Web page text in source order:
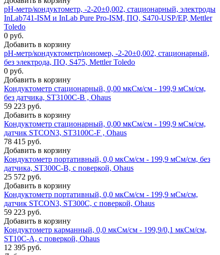
рН-метр/кондуктометр, -2-20±0,002, стационарный, электроды
InLab741-ISM и InLab Pure Pro-ISM, ПО, S470-USP/EP, Mettler
Toledo
0 руб.
Добавить в корзину
рН-метр/кондуктометр/иономер, -2-20±0,002, стационарный,
без электрода, ПО, S475, Mettler Toledo
0 руб.
Добавить в корзину
Кондуктометр стационарный, 0,00 мкСм/см - 199,9 мСм/см,
без датчика, ST3100C-B , Ohaus
59 223 руб.
Добавить в корзину
Кондуктометр стационарный, 0,00 мкСм/см - 199,9 мСм/см,
датчик STCON3, ST3100C-F , Ohaus
78 415 руб.
Добавить в корзину
Кондуктометр портативный, 0,0 мкСм/см - 199,9 мСм/см, без
датчика, ST300C-B, с поверкой, Ohaus
25 572 руб.
Добавить в корзину
Кондуктометр портативный, 0,0 мкСм/см - 199,9 мСм/см,
датчик STCON3, ST300C, с поверкой, Ohaus
59 223 руб.
Добавить в корзину
Кондуктометр карманный, 0,0 мкСм/см - 199,9/0,1 мкСм/см,
ST10C-A, с поверкой, Ohaus
12 395 руб.